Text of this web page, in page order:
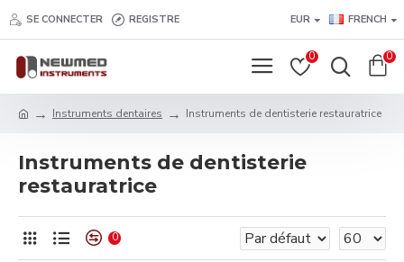
SE CONNECTER REGISTRE EUR FRENCH
0 0
Instruments dentaires Instruments de dentisterie restauratrice
Instruments de dentisterie
restauratrice
0